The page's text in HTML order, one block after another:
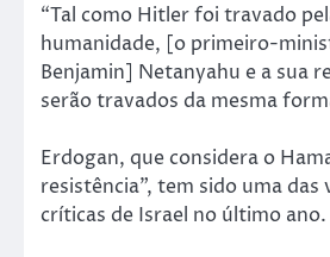
“Tal como Hitler foi travado
humanidade, [o primeiro-
Benjamin] Netanyahu e a sua
serão travados da mesma
Erdogan, que considera o
resistência”, tem sido uma das
críticas de Israel no último ano.